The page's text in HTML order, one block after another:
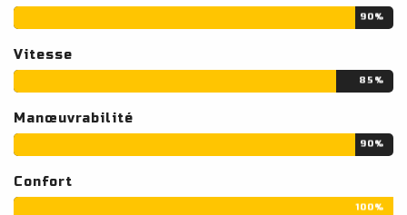
90%
Vitesse
85%
Manœuvrabilité
90%
Confort
100%